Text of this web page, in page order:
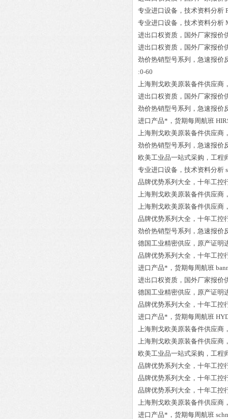
专业进口设备，技术资料分析
专业进口设备，技术资料分析
进出口权资质，国外厂家报价
进出口权资质，国外厂家报价
劲价热销型号系列，急速报价
:0-60
上海荆戈欧美原装备件供应商
进出口权资质，国外厂家报价
劲价热销型号系列，急速报价
进口产品*，货期每周航班
上海荆戈欧美原装备件供应商
劲价热销型号系列，急速报价
欧美工业品一站式采购，工程
专业进口设备，技术资料分析
品牌优势系列大全，十年工控
上海荆戈欧美原装备件供应商
上海荆戈欧美原装备件供应商
品牌优势系列大全，十年工控
劲价热销型号系列，急速报价
德国工业精密供应，原产证明
品牌优势系列大全，十年工控
进口产品*，货期每周航班
进出口权资质，国外厂家报价
德国工业精密供应，原产证明
品牌优势系列大全，十年工控
进口产品*，货期每周航班
上海荆戈欧美原装备件供应商
上海荆戈欧美原装备件供应商
欧美工业品一站式采购，工程
品牌优势系列大全，十年工控
品牌优势系列大全，十年工控
品牌优势系列大全，十年工控
上海荆戈欧美原装备件供应商
进口产品*，货期每周航班